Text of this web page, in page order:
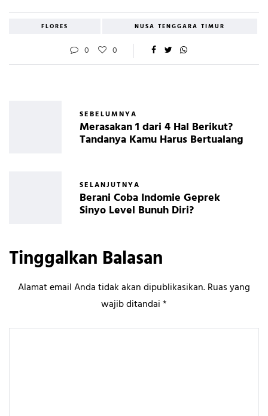
FLORES NUSA TENGGARA TIMUR
0 0
SEBELUMNYA
Merasakan 1 dari 4 Hal Berikut?
Tandanya Kamu Harus Bertualang
SELANJUTNYA
Berani Coba Indomie Geprek
Sinyo Level Bunuh Diri?
Tinggalkan Balasan
Alamat email Anda tidak akan dipublikasikan.Ruas yang
wajib ditandai*